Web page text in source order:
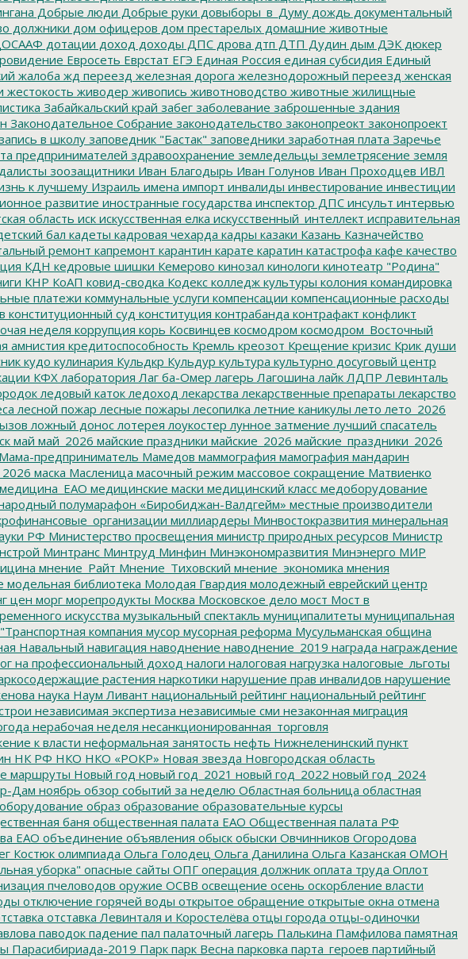
Добрые люди Добрые руки довыборы_в_Думу дождь документальный
должники дом офицеров дом престарелых домашние животные
дотации доход доходы ДПС дрова дтп ДТП Дудин дым ДЭК дюкер
Евросеть Еврстат ЕГЭ Единая Россия единая субсидия Единый
жалоба жд переезд железная дорога железнодорожный переезд женская
жестокость живодер живопись животноводство животные жилищные
Забайкальский край забег заболевание заброшенные здания
Законодательное Собрание законодательство законопреокт законопроект
в школу заповедник "Бастак" заповедники заработная плата Заречье
предпринимателей здравоохранение земледельцы землетрясение земля
зоозащитники Иван Благодырь Иван Голунов Иван Проходцев ИВЛ
к лучшему Израиль имена импорт инвалиды инвестирование инвестиции
развитие иностранные государства инспектор ДПС инсульт интервью
область иск искусственная елка искусственный_интеллект исправительная
бал кадеты кадровая чехарда кадры казаки Казань Казначейство
ремонт капремонт карантин карате каратин катастрофа кафе качество
КДН кедровые шишки Кемерово кинозал кинологи кинотеатр "Родина"
КНР КоАП ковид-сводка Кодекс колледж культуры колония командировка
платежи коммунальные услуги компенсации компенсационные расходы
конституционный суд конституция контрабанда контрафакт конфликт
неделя коррупция корь Косвинцев космодром космодром_Восточный
амнистия кредитоспособность Кремль креозот Крещение кризис Крик души
кудо кулинария Кульдкр Кульдур культура культурно досуговый центр
КФХ лаборатория Лаг ба-Омер лагерь Лагошина лайк ЛДПР Левинталь
ледовый каток ледоход лекарства лекарственные препараты лекарство
лесной пожар лесные пожары лесопилка летние каникулы лето лето_2026
ложный донос лотерея лоукостер лунное затмение лучший спасатель
май май_2026 майские праздники майские_2026 майские_праздники_2026
Мама-предприниматель Мамедов маммография мамография мандарин
маска Масленица масочный режим массовое сокращение Матвиенко
медицина_ЕАО медицинские маски медицинский класс медоборудование
полумарафон «Биробиджан-Валдгейм» местные производители
миллиардеры Минвостокразвития минеральная
РФ Министерство просвещения министр природных ресурсов Министр
Минтранс Минтруд Минфин Минэкономразвития Минэнерго МИР
мнение_Райт Мнение_Тиховский мнение_экономика мнения
модельная библиотека Молодая Гвардия молодежный еврейский центр
цен морг морепродукты Москва Московское дело мост Мост в
искусства музыкальный спектакль муниципалитеты муниципальная
компания мусор мусорная реформа Мусульманская община
Навальный навигация наводнение наводнение_2019 награда награждение
на профессиональный доход налоги налоговая нагрузка налоговые_льготы
растения наркотики нарушение прав инвалидов нарушение
наука Наум Ливант национальный рейтинг национальный рейтинг
независимая экспертиза независимые сми незаконная миграция
нерабочая неделя несанкционированная_торговля
к власти неформальная занятость нефть Нижнеленинский пункт
НК РФ НКО НКО «РОКР» Новая звезда Новгородская область
маршруты Новый год новый год_2021 новый год_2022 новый год_2024
Дам ноябрь обзор событий за неделю Областная больница областная
оборудование образ образование образовательные курсы
баня общественная палата ЕАО Общественная палата РФ
ЕАО объединение объявления обыск обыски Овчинников Огородова
Костюк олимпиада Ольга Голодец Ольга Данилина Ольга Казанская ОМОН
уборка" опасные сайты ОПГ операция должник оплата труда Оплот
пчеловодов оружие ОСВВ освещение осень оскорбление власти
отключение горячей воды открытое обращение открытые окна отмена
отставка Левинталя и Коростелёва отцы города отцы-одиночки
паводок падение пал палаточный лагерь Палькина Памфилова памятная
Парасибириада-2019 Парк парк Весна парковка парта_героев партийный